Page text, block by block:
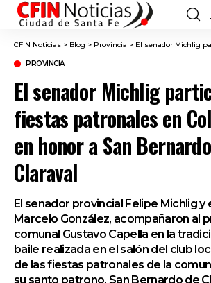
CFIN Noticias > Blog > Provincia > El senador Michlig participó de las fiestas
PROVINCIA
El senador Michlig
fiestas patronales en
en honor a San
Claraval
El senador provincial Felipe Michlig y
Marcelo González, acompañaron al
comunal Gustavo Capella en la
baile realizada en el salón del club
de las fiestas patronales de la
su santo patrono, San Bernardo de